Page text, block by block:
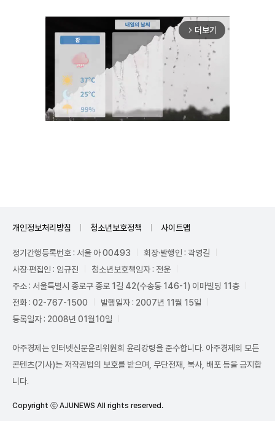
arrow_forward_ios 더보기
개인정보처리방침 청소년보호정책 사이트맵
정기간행등록번호 : 서울 아 00493
회장·발행인 : 곽영길
사장·편집인 : 임규진
청소년보호책임자 : 전운
주소 : 서울특별시 종로구 종로 1길 42(수송동 146-1) 이마빌딩 11층
전화 : 02-767-1500
발행일자 : 2007년 11월 15일
등록일자 : 2008년 01월10일
아주경제는 인터넷신문윤리위원회 윤리강령을 준수합니다. 아주경제의 모든
콘텐츠(기사)는 저작권법의 보호를 받으며, 무단전재, 복사, 배포 등을 금지합
니다.
Copyright ⓒ AJUNEWS All rights reserved.